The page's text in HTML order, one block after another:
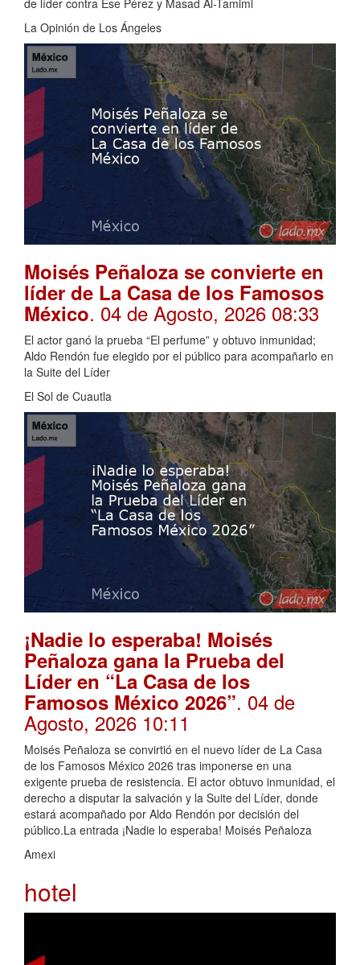
de líder contra Ese Pérez y Masad Al-Tamimi
La Opinión de Los Ángeles
Moisés Peñaloza se convierte en
líder de La Casa de los Famosos
México. 04 de Agosto, 2026 08:33
El actor ganó la prueba “El perfume” y obtuvo inmunidad;
Aldo Rendón fue elegido por el público para acompañarlo en
la Suite del Líder
El Sol de Cuautla
¡Nadie lo esperaba! Moisés
Peñaloza gana la Prueba del
Líder en “La Casa de los
Famosos México 2026”. 04 de
Agosto, 2026 10:11
Moisés Peñaloza se convirtió en el nuevo líder de La Casa
de los Famosos México 2026 tras imponerse en una
exigente prueba de resistencia. El actor obtuvo inmunidad, el
derecho a disputar la salvación y la Suite del Líder, donde
estará acompañado por Aldo Rendón por decisión del
público.La entrada ¡Nadie lo esperaba! Moisés Peñaloza
Amexi
hotel